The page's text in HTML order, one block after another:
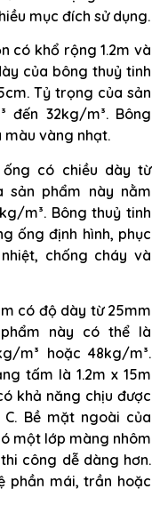
mục đích sử dụng.
có khổ rộng 1.2m và
của bông thuỷ tinh
Tỷ trọng của sản
đến 32kg/m³. Bông
màu vàng nhạt.
có chiều dày từ
sản phẩm này nằm
m³. Bông thuỷ tinh
ống định hình, phục
chống cháy và
có độ dày từ 25mm
này có thể là
m³ hoặc 48kg/m³.
tấm là 1.2m x 15m
khả năng chịu được
Bề mặt ngoài của
một lớp màng nhôm
công dễ dàng hơn.
phần mái, trần hoặc